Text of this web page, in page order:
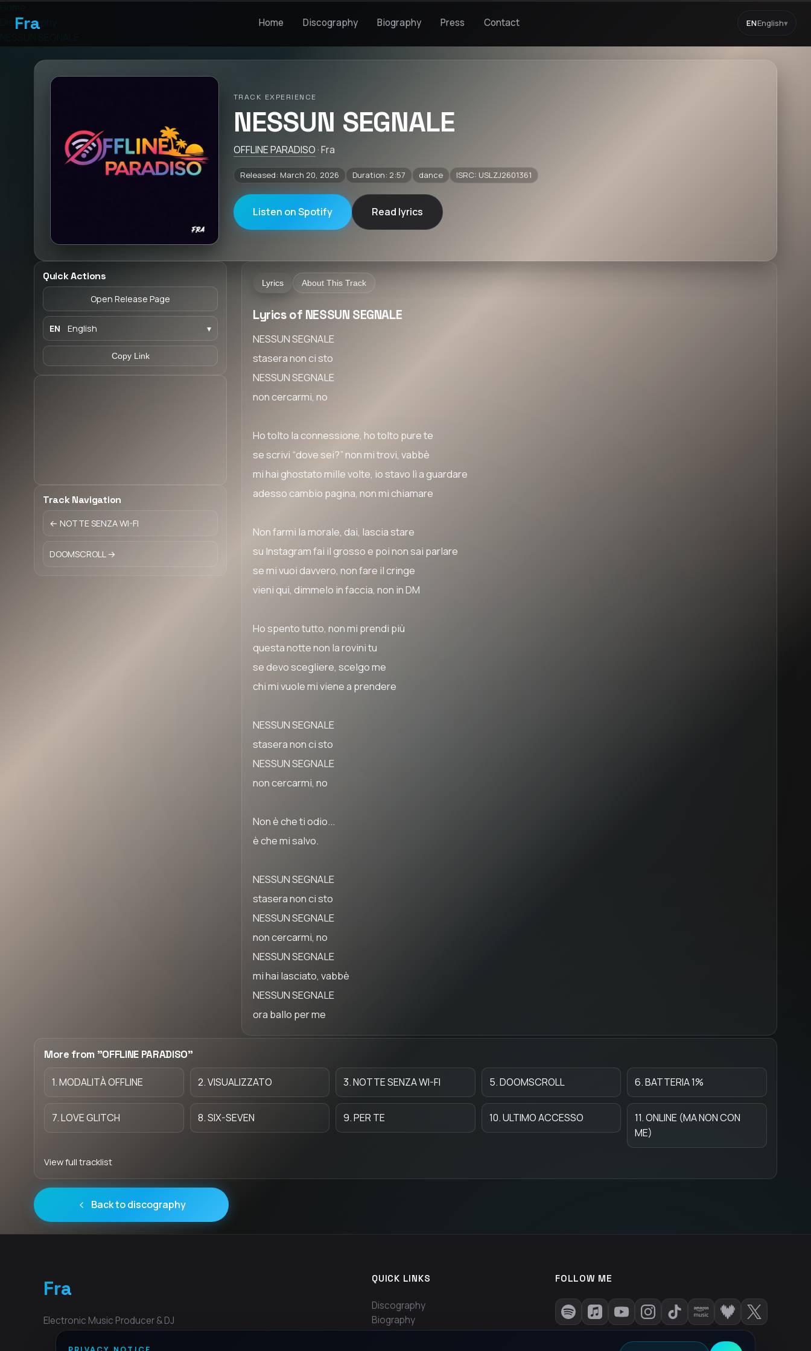
Fra Home Discography Biography Press Contact ENEnglish▾
Discography
TRACK EXPERIENCE
NESSUN SEGNALE
OFFLINE PARADISO · Fra
Released: March 20, 2026 Duration: 2:57 dance ISRC: USLZJ2601361
Listen on Spotify Read lyrics
Quick Actions
Open Release Page
EN English ▾
Copy Link
Track Navigation
← NOTTE SENZA WI-FI
DOOMSCROLL →
Lyrics About This Track
Lyrics of NESSUN SEGNALE
NESSUN SEGNALE
stasera non ci sto
NESSUN SEGNALE
non cercarmi, no
Ho tolto la connessione, ho tolto pure te
se scrivi “dove sei?” non mi trovi, vabbè
mi hai ghostato mille volte, io stavo lì a guardare
adesso cambio pagina, non mi chiamare
Non farmi la morale, dai, lascia stare
su Instagram fai il grosso e poi non sai parlare
se mi vuoi davvero, non fare il cringe
vieni qui, dimmelo in faccia, non in DM
Ho spento tutto, non mi prendi più
questa notte non la rovini tu
se devo scegliere, scelgo me
chi mi vuole mi viene a prendere
NESSUN SEGNALE
stasera non ci sto
NESSUN SEGNALE
non cercarmi, no
Non è che ti odio...
è che mi salvo.
NESSUN SEGNALE
stasera non ci sto
NESSUN SEGNALE
non cercarmi, no
NESSUN SEGNALE
mi hai lasciato, vabbè
NESSUN SEGNALE
ora ballo per me
More from "OFFLINE PARADISO"
1. MODALITÀ OFFLINE 2. VISUALIZZATO 3. NOTTE SENZA WI-FI 5. DOOMSCROLL 6. BATTERIA 1%
7. LOVE GLITCH 8. SIX-SEVEN 9. PER TE 10. ULTIMO ACCESSO
11. ONLINE (MA NON CON
ME)
View full tracklist
Back to discography
Fra
Electronic Music Producer & DJ
QUICK LINKS
Discography
Biography
Contact
FOLLOW ME